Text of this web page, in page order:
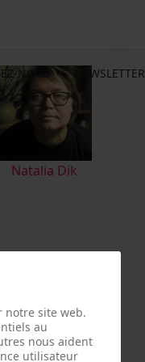
NOUS NEWSLETTER
Natalia Dik
notre site web.
au
nous aident
utilisateur